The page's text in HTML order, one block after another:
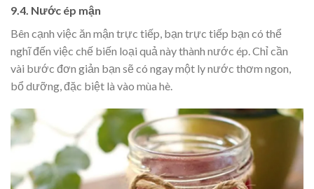
9.4. Nước ép mận
Bên cạnh việc ăn mận trực tiếp, bạn trực tiếp bạn có thể
nghĩ đến việc chế biến loại quả này thành nước ép. Chỉ cần
vài bước đơn giản bạn sẽ có ngay một ly nước thơm ngon,
bổ dưỡng, đặc biệt là vào mùa hè.